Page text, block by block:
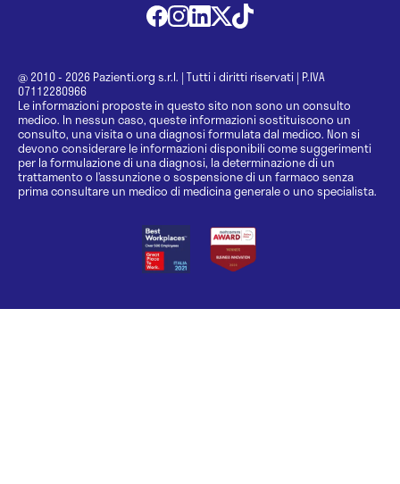
@ 2010 - 2026 Pazienti.org s.r.l. | Tutti i diritti riservati | P.IVA
07112280966
Le informazioni proposte in questo sito non sono un consulto
medico. In nessun caso, queste informazioni sostituiscono un
consulto, una visita o una diagnosi formulata dal medico. Non si
devono considerare le informazioni disponibili come suggerimenti
per la formulazione di una diagnosi, la determinazione di un
trattamento o l’assunzione o sospensione di un farmaco senza
prima consultare un medico di medicina generale o uno specialista.